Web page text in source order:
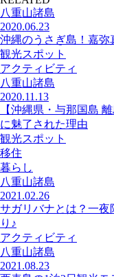
八重山諸島
2020.06.23
沖縄のうさぎ島！嘉弥
観光スポット
アクティビティ
八重山諸島
2020.11.13
【沖縄県・与那国島
に魅了された理由
観光スポット
移住
暮らし
八重山諸島
2021.02.26
サガリバナとは？一
り♪
アクティビティ
八重山諸島
2021.08.23